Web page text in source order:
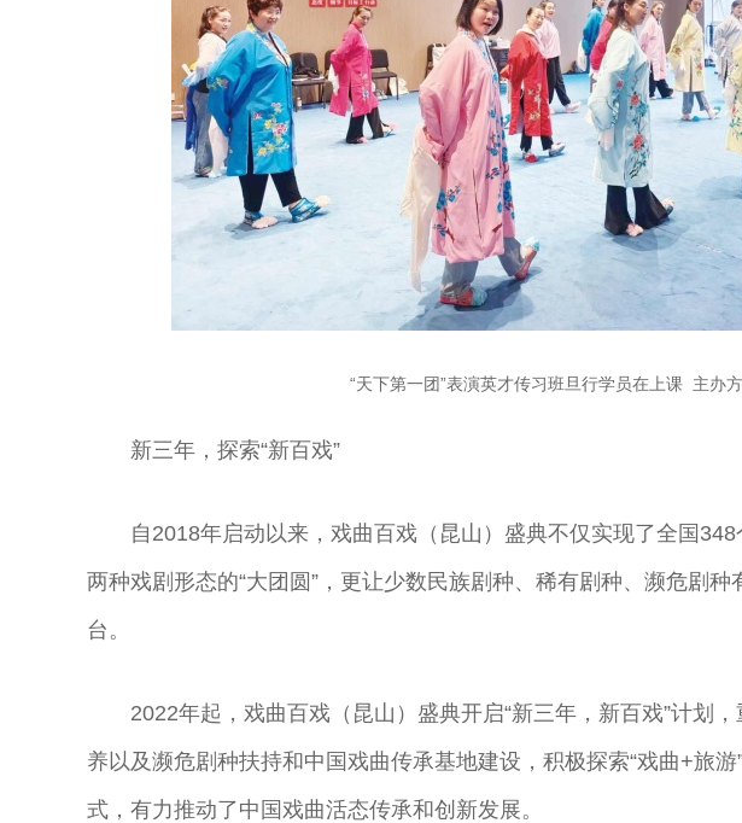
“天下第一团”表演英才传习班旦行学员在上课 主办
新三年，探索“新百戏”
自2018年启动以来，戏曲百戏（昆山）盛典不仅实现了全国
两种戏剧形态的“大团圆”，更让少数民族剧种、稀有剧种、濒危剧
台。
2022年起，戏曲百戏（昆山）盛典开启“新三年，新百戏”计划
养以及濒危剧种扶持和中国戏曲传承基地建设，积极探索“戏曲+旅游
式，有力推动了中国戏曲活态传承和创新发展。
演员
演员
曲演员
剧表演艺术家